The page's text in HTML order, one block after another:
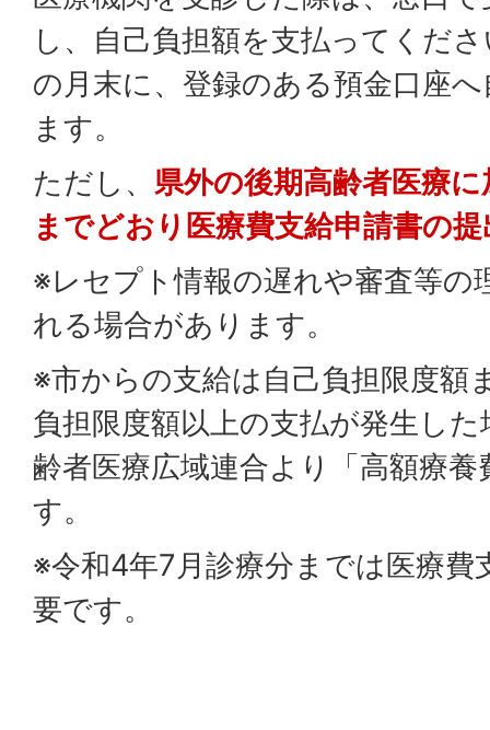
し、自己負担額を支払ってくだ
の月末に、登録のある預金口座
ます。
ただし、 県外の後期高齢者医療
までどおり医療費支給申請書の
※レセプト情報の遅れや審査等の
れる場合があります。
※市からの支給は自己負担限度額
負担限度額以上の支払が発生し
齢者医療広域連合より「高額療
す。
※令和4年7月診療分までは医療費
要です。